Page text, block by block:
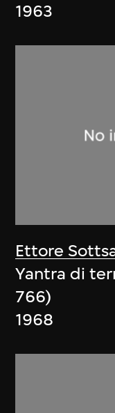
1963
Ettore
Yantra di
766)
1968